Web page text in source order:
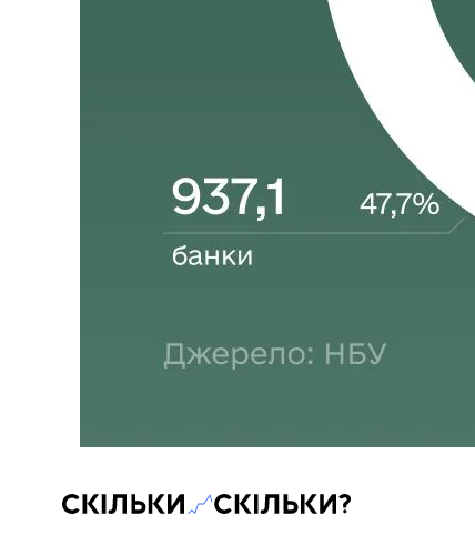
Скільки-скільки? — Медіа про суспільні дані